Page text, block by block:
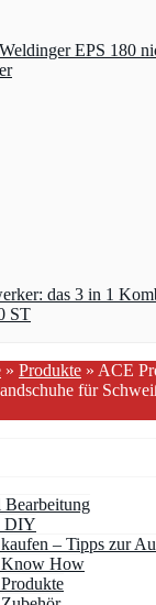
EPS 180
das 3 in 1
ST
» Produkte » ACE
für
DIY
– Tipps zur
Know How